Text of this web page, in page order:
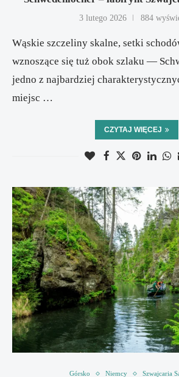
3 lutego 2026 884
Wąskie szczeliny skalne, setki
wznoszące się tuż obok szlaku —
jedno z najbardziej
miejsc …
CZYTAJ WIĘCEJ
Górsko Niemcy Szwajcaria